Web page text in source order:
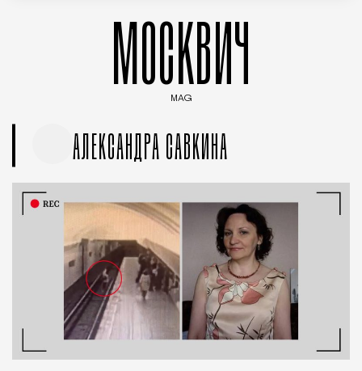
МОСКВИЧ
MAG
АЛЕКСАНДРА САВКИНА